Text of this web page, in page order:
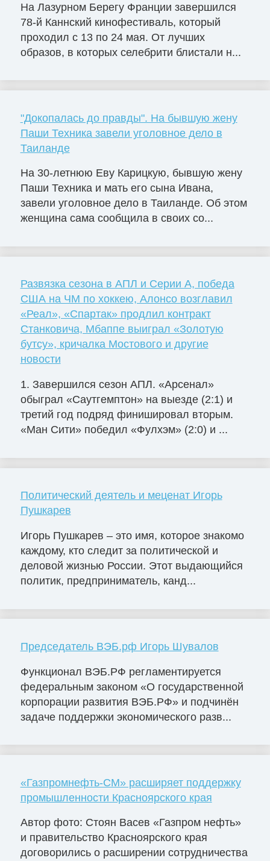
На Лазурном Берегу Франции завершился
78-й Каннский кинофестиваль, который
проходил с 13 по 24 мая. От лучших
образов, в которых селебрити блистали н...
"Докопалась до правды". На бывшую жену
Паши Техника завели уголовное дело в
Таиланде
На 30-летнюю Еву Карицкую, бывшую жену
Паши Техника и мать его сына Ивана,
завели уголовное дело в Таиланде. Об этом
женщина сама сообщила в своих со...
Развязка сезона в АПЛ и Серии А, победа
США на ЧМ по хоккею, Алонсо возглавил
«Реал», «Спартак» продлил контракт
Станковича, Мбаппе выиграл «Золотую
бутсу», кричалка Мостового и другие
новости
1. Завершился сезон АПЛ. «Арсенал»
обыграл «Саутгемптон» на выезде (2:1) и
третий год подряд финишировал вторым.
«Ман Сити» победил «Фулхэм» (2:0) и ...
Политический деятель и меценат Игорь
Пушкарев
Игорь Пушкарев – это имя, которое знакомо
каждому, кто следит за политической и
деловой жизнью России. Этот выдающийся
политик, предприниматель, канд...
Председатель ВЭБ.рф Игорь Шувалов
Функционал ВЭБ.РФ регламентируется
федеральным законом «О государственной
корпорации развития ВЭБ.РФ» и подчинён
задаче поддержки экономического разв...
«Газпромнефть-СМ» расширяет поддержку
промышленности Красноярского края
Автор фото: Стоян Васев «Газпром нефть»
и правительство Красноярского края
договорились о расширении сотрудничества